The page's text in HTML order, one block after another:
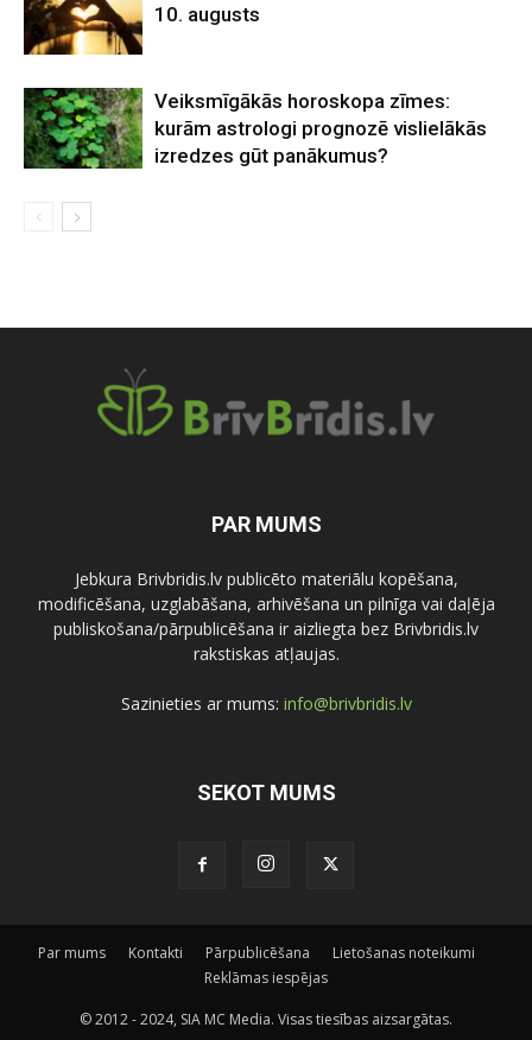
10. augusts
Veiksmīgākās horoskopa zīmes:
kurām astrologi prognozē vislielākās
izredzes gūt panākumus?
PAR MUMS
Jebkura Brivbridis.lv publicēto materiālu kopēšana,
modificēšana, uzglabāšana, arhivēšana un pilnīga vai daļēja
publiskošana/pārpublicēšana ir aizliegta bez Brivbridis.lv
rakstiskas atļaujas.
Sazinieties ar mums: info@brivbridis.lv
SEKOT MUMS
Par mums Kontakti Pārpublicēšana
Lietošanas noteikumi
Reklāmas iespējas
© 2012 - 2024, SIA MC Media. Visas tiesības aizsargātas.